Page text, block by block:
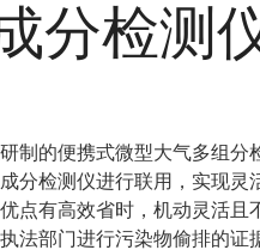
分检测
制的便携式微型大气多组分
分检测仪进行联用，实现灵
点有高效省时，机动灵活且
法部门进行污染物偷排的证